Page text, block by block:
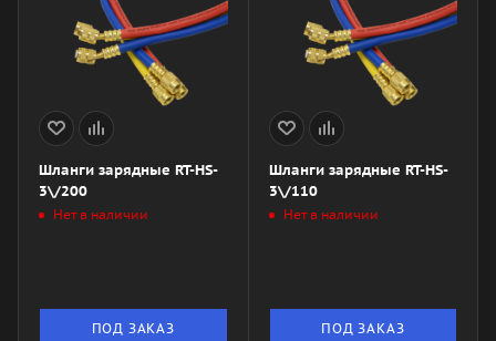
Шланги зарядные RT-HS-
3\/200
Нет в наличии
ПОД ЗАКАЗ
Шланги зарядные RT-HS-
3\/110
Нет в наличии
ПОД ЗАКАЗ